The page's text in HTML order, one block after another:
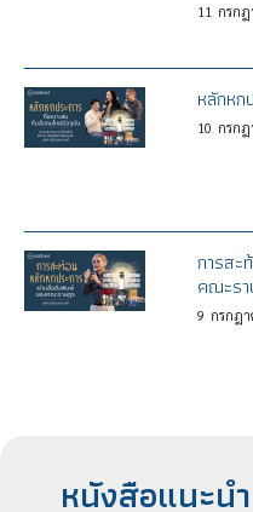
11 กรกฎ
หลักหก
10 กรกฎ
การสะ
คณะร
9 กรกฎ
หนังสือแนะนำ